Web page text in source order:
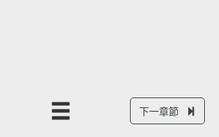
下一章節